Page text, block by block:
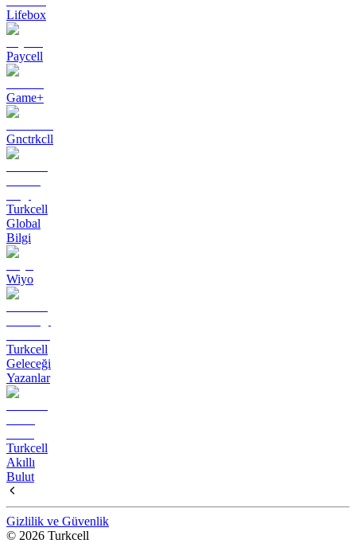
Lifebox
Paycell
Game+
Gnctrkcll
Turkcell
Global
Bilgi
Wiyo
Turkcell
Geleceği
Yazanlar
Turkcell
Akıllı
Bulut
Gizlilik ve Güvenlik
© 2026 Turkcell